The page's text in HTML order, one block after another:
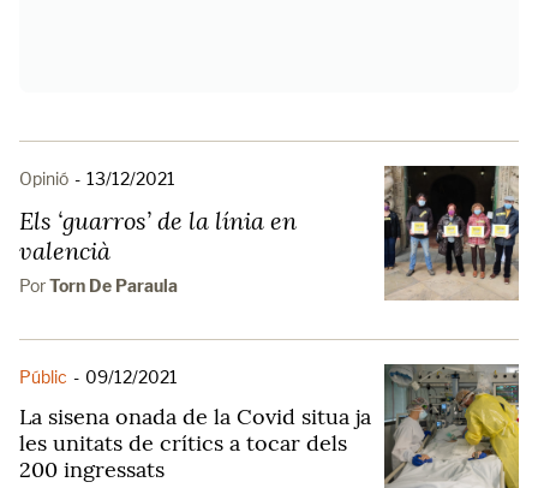
Opinió - 13/12/2021
Els ‘guarros’ de la línia en
valencià
PorTorn De Paraula
Públic - 09/12/2021
La sisena onada de la Covid situa ja
les unitats de crítics a tocar dels
200 ingressats